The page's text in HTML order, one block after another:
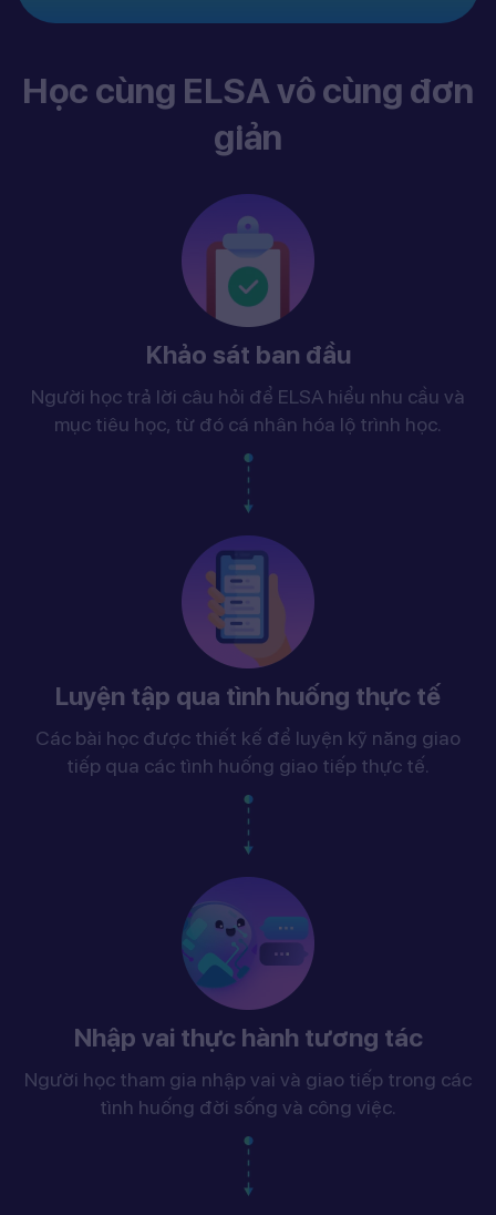
Học cùng ELSA vô cùng đơn
giản
Khảo sát ban đầu
Người học trả lời câu hỏi để ELSA hiểu nhu cầu và
mục tiêu học, từ đó cá nhân hóa lộ trình học.
Luyện tập qua tình huống thực tế
Các bài học được thiết kế để luyện kỹ năng giao
tiếp qua các tình huống giao tiếp thực tế.
Nhập vai thực hành tương tác
Người học tham gia nhập vai và giao tiếp trong các
tình huống đời sống và công việc.